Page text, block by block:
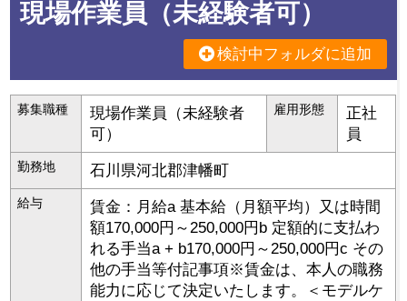
現場作業員（未経験者可）
検討中フォルダに追加
募集職種
現場作業員（未経験者
可）
雇用形態
正社
員
勤務地 石川県河北郡津幡町
給与
賃金：月給a 基本給（月額平均）又は時間
額170,000円～250,000円b 定額的に支払わ
れる手当a + b170,000円～250,000円c その
他の手当等付記事項※賃金は、本人の職務
能力に応じて決定いたします。＜モデルケ